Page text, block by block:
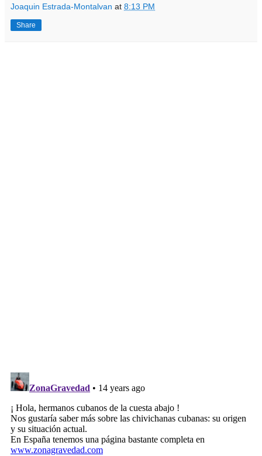
Joaquin Estrada-Montalvan at 8:13 PM
Share